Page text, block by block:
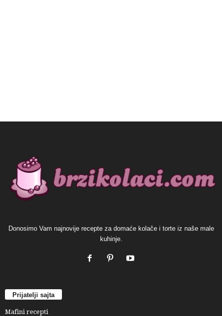
Donosimo Vam najnovije recepte za domaće kolače i torte iz naše male
kuhinje.
Prijatelji sajta
Mafini recepti